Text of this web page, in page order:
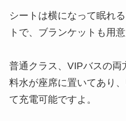
シートは横になって眠れ
トで、ブランケットも用
普通クラス、VIPバスの両
料水が座席に置いてあり
て充電可能ですよ。